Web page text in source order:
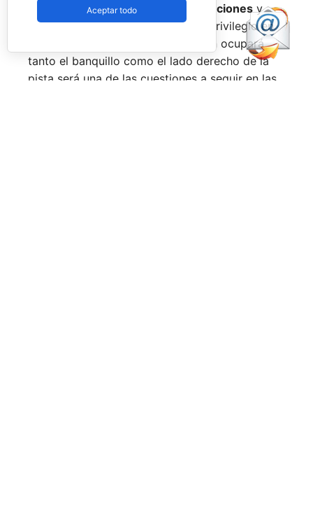
mirada puesta en recuperar sensaciones y
volver a pelear por posiciones de privilegio en
el circuito. La incógnita sobre quién ocupará
tanto el banquillo como el lado derecho de la
pista será una de las cuestiones a seguir en las
Aceptar todo